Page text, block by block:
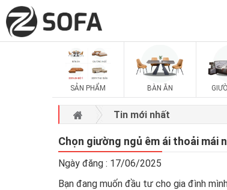
SẢN PHẨM BÀN ĂN
Tin mới nhất
Chọn giường ngủ êm ái thoải mái
Ngày đăng : 17/06/2025
Bạn đang muốn đầu tư cho gia đình